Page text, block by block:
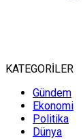
KATEGORİLER
Gündem
Ekonomi
Politika
Dünya